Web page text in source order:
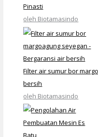
Pinasti
oleh Biotamasindo
Filter air sumur bor
bersih
oleh Biotamasindo